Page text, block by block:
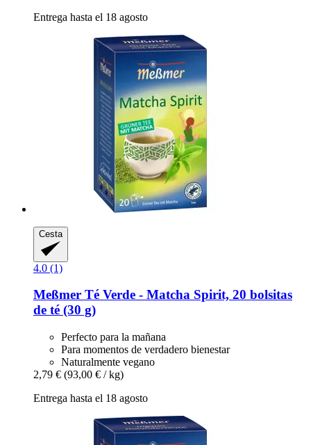
Entrega hasta el 18 agosto
Cesta
4.0 (1)
Meßmer Té Verde -​ Matcha Spirit, 20 bolsitas
de té (30 g)
Perfecto para la mañana
Para momentos de verdadero bienestar
Naturalmente vegano
2,79 € (93,00 € / kg)
Entrega hasta el 18 agosto